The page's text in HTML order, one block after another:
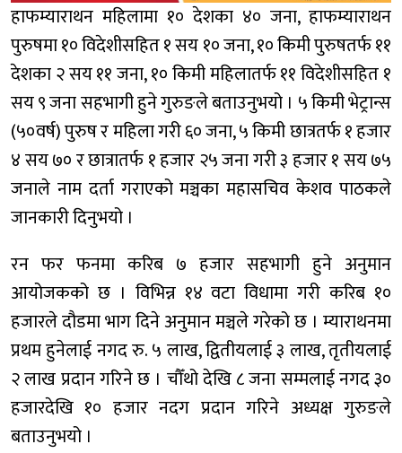
हाफम्याराथन महिलामा १० देशका ४० जना, हाफम्याराथन
पुरुषमा १० विदेशीसहित १ सय १० जना, १० किमी पुरुषतर्फ ११
देशका २ सय ११ जना, १० किमी महिलातर्फ ११ विदेशीसहित १
सय ९ जना सहभागी हुने गुरुङले बताउनुभयो । ५ किमी भेट्रान्स
(५०वर्ष) पुरुष र महिला गरी ६० जना, ५ किमी छात्रतर्फ १ हजार
४ सय ७० र छात्रातर्फ १ हजार २५ जना गरी ३ हजार १ सय ७५
जनाले नाम दर्ता गराएको मञ्चका महासचिव केशव पाठकले
जानकारी दिनुभयो ।
रन फर फनमा करिब ७ हजार सहभागी हुने अनुमान
आयोजकको छ । विभिन्न १४ वटा विधामा गरी करिब १०
हजारले दौडमा भाग दिने अनुमान मञ्चले गरेको छ । म्याराथनमा
प्रथम हुनेलाई नगद रु. ५ लाख, द्वितीयलाई ३ लाख, तृतीयलाई
२ लाख प्रदान गरिने छ । चौँथो देखि ८ जना सम्मलाई नगद ३०
हजारदेखि १० हजार नदग प्रदान गरिने अध्यक्ष गुरुङले
बताउनुभयो ।